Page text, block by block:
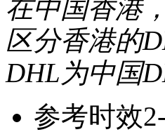
D**3
我很喜欢用你们的
户着想...
在中国香港
区分香港的
DHL为中国
参考时效